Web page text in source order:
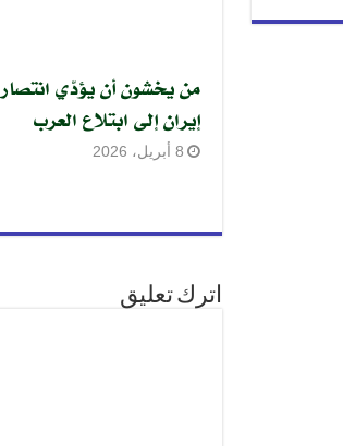
من يخشون أن يؤدّي انتصار
إيران إلى ابتلاع العرب
8 أبريل، 2026
اترك تعليق